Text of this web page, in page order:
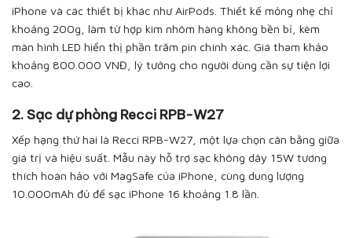
iPhone và các thiết bị khác như AirPods. Thiết kế mỏng nhẹ chỉ
khoảng 200g, làm từ hợp kim nhôm hàng không bền bỉ, kèm
màn hình LED hiển thị phần trăm pin chính xác. Giá tham khảo
khoảng 800.000 VNĐ, lý tưởng cho người dùng cần sự tiện lợi
cao.
2. Sạc dự phòng Recci RPB-W27
Xếp hạng thứ hai là Recci RPB-W27, một lựa chọn cân bằng giữa
giá trị và hiệu suất. Mẫu này hỗ trợ sạc không dây 15W tương
thích hoàn hảo với MagSafe của iPhone, cùng dung lượng
10.000mAh đủ để sạc iPhone 16 khoảng 1.8 lần.